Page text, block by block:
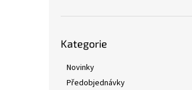
kategorie
Kategorie
Novinky
Předobjednávky